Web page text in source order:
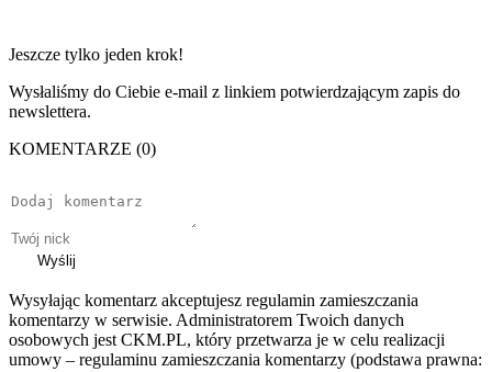
Jeszcze tylko jeden krok!
Wysłaliśmy do Ciebie e-mail z linkiem potwierdzającym zapis do
newslettera.
KOMENTARZE (0)
Wyślij
Wysyłając komentarz akceptujesz regulamin zamieszczania
komentarzy w serwisie. Administratorem Twoich danych
osobowych jest CKM.PL, który przetwarza je w celu realizacji
umowy – regulaminu zamieszczania komentarzy (podstawa prawna: